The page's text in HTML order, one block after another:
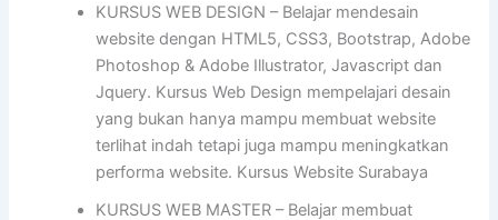
KURSUS WEB DESIGN – Belajar mendesain
website dengan HTML5, CSS3, Bootstrap, Adobe
Photoshop & Adobe Illustrator, Javascript dan
Jquery. Kursus Web Design mempelajari desain
yang bukan hanya mampu membuat website
terlihat indah tetapi juga mampu meningkatkan
performa website. Kursus Website Surabaya
KURSUS WEB MASTER – Belajar membuat